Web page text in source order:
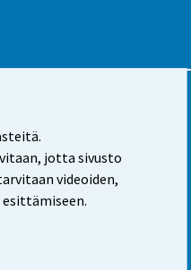
jotta sivusto
videoiden,